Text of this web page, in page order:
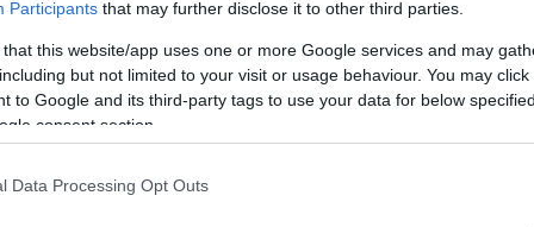
Participants that may further disclose it to other third parties.
that this website/app uses one or more Google services and may
but not limited to your visit or usage behaviour. You may
to Google and its third-party tags to use your data for below
consent section.
Data Processing Opt Outs
αναρτήσεις του έγραφε χαρακτηριστικά πως
νωρίς…» και ότι «τον Σεπτέμβριο θα είναι
τις εξελίξεις και τις